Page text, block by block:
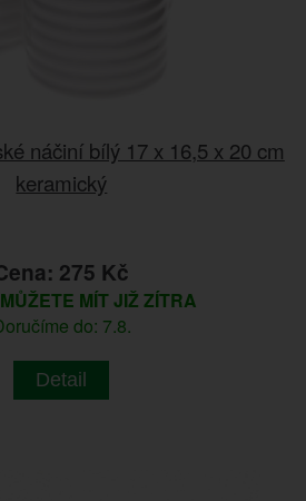
náčiní bílý 17 x 16,5 x 20 cm
keramický
275 Kč
MŮŽETE MÍT JIŽ ZÍTRA
do: 7.8.
Detail